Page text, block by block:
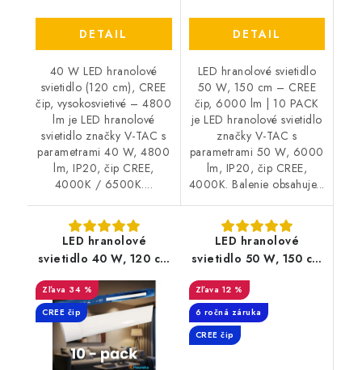
DETAIL
40 W LED hranolové
svietidlo (120 cm), CREE
čip, vysokosvietivé – 4800
lm je LED hranolové
svietidlo značky V-TAC s
parametrami 40 W, 4800
lm, IP20, čip CREE,
4000K / 6500K....
DETAIL
LED hranolové svietidlo
50 W, 150 cm – CREE
čip, 6000 lm | 10 PACK
je LED hranolové svietidlo
značky V-TAC s
parametrami 50 W, 6000
lm, IP20, čip CREE,
4000K. Balenie obsahuje...
LED hranolové
svietidlo 40 W, 120 cm
10 PACK
34 %
CREE čip
LED hranolové
svietidlo 50 W, 150 cm
12 %
6 ročná záruka
CREE čip